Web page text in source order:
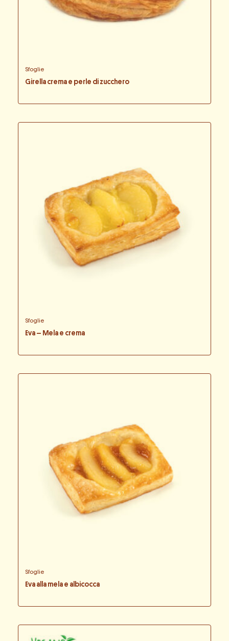
Sfoglie
Girella crema e perle di zucchero
Sfoglie
Eva – Mela e crema
Sfoglie
Eva alla mela e albicocca